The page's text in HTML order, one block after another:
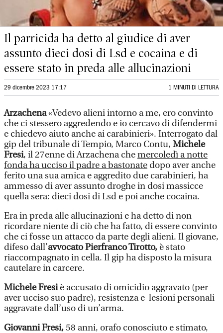
Il parricida ha detto al giudice di aver
assunto dieci dosi di Lsd e cocaina e di
essere stato in preda alle allucinazioni
29 dicembre 2023 17:17 1 MINUTI DI LETTURA
Arzachena«Vedevo alieni intorno a me, ero convinto
che ci stessero aggredendo e io cercavo di difendermi
e chiedevo aiuto anche ai carabinieri». Interrogato dal
gip del tribunale di Tempio, Marco Contu, Michele
Fresi, il 27enne di Arzachena chemercoledì a notte
fonda ha ucciso il padre a bastonate dopo aver anche
ferito una sua amica e aggredito due carabinieri, ha
ammesso di aver assunto droghe in dosi massicce
quella sera: dieci dosi di Lsd e poi anche cocaina.
Era in preda alle allucinazioni e ha detto di non
ricordare niente di ciò che ha fatto, di essere convinto
che ci fosse un attacco da parte degli alieni. Il giovane,
difeso dall’avvocato Pierfranco Tirotto, è stato
riaccompagnato in cella. Il gip ha disposto la misura
cautelare in carcere.
Michele Fresiè accusato di omicidio aggravato (per
aver ucciso suo padre), resistenza e lesioni personali
aggravate dall’uso di un’arma.
Giovanni Fresi,58 anni, orafo conosciuto e stimato,